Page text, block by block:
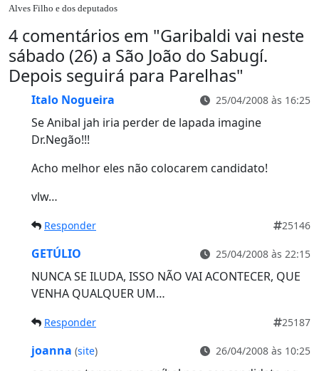
Alves Filho e dos deputados
4 comentários em "Garibaldi vai neste
sábado (26) a São João do Sabugí.
Depois seguirá para Parelhas"
Italo Nogueira 25/04/2008 às 16:25
Se Anibal jah iria perder de lapada imagine
Dr.Negão!!!
Acho melhor eles não colocarem candidato!
vlw…
Responder 25146
GETÚLIO 25/04/2008 às 22:15
NUNCA SE ILUDA, ISSO NÃO VAI ACONTECER, QUE
VENHA QUALQUER UM…
Responder 25187
joanna (site) 26/04/2008 às 10:25